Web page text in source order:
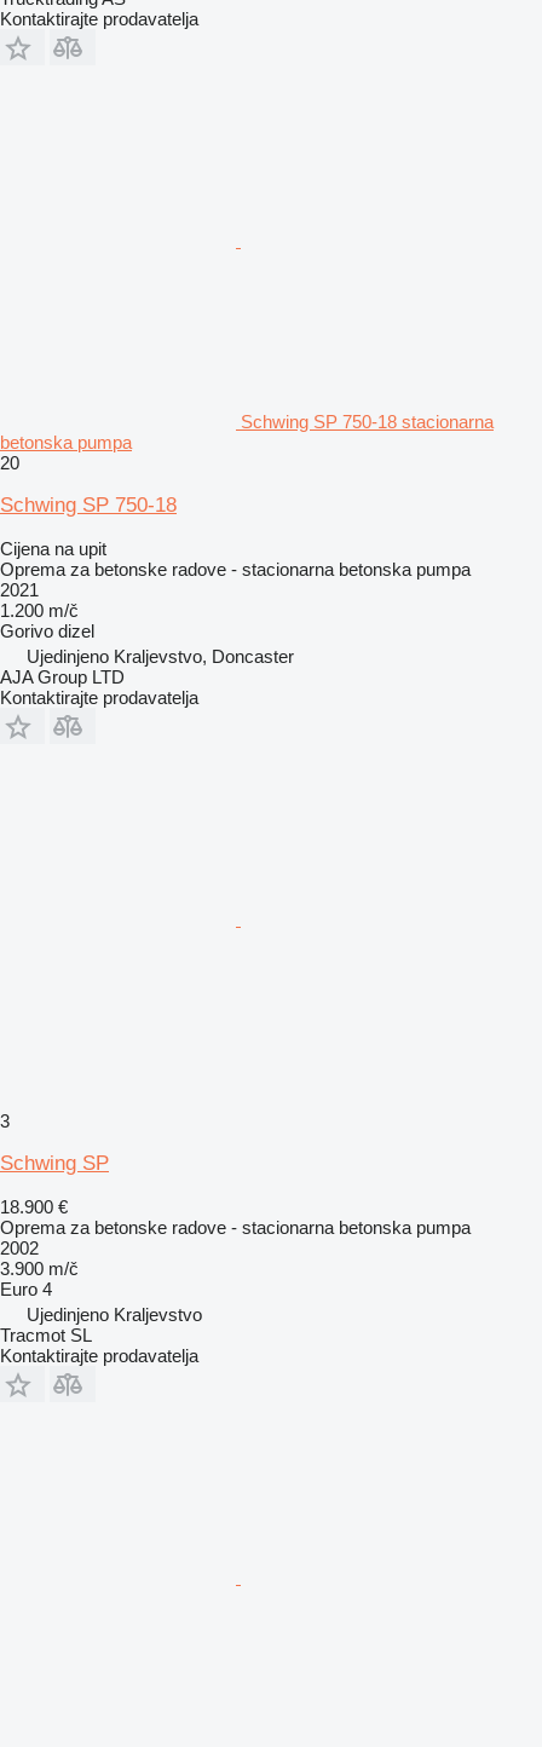
Kontaktirajte prodavatelja
Schwing SP 750-18 stacionarna
betonska pumpa
20
Schwing SP 750-18
Cijena na upit
Oprema za betonske radove - stacionarna betonska pumpa
2021
1.200 m/č
Gorivo dizel
Ujedinjeno Kraljevstvo, Doncaster
AJA Group LTD
Kontaktirajte prodavatelja
3
Schwing SP
18.900 €
Oprema za betonske radove - stacionarna betonska pumpa
2002
3.900 m/č
Euro 4
Ujedinjeno Kraljevstvo
Tracmot SL
Kontaktirajte prodavatelja